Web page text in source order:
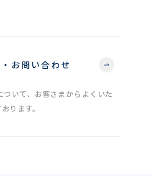
お問い合わせ
いて、お客さまからよくいた
ります。